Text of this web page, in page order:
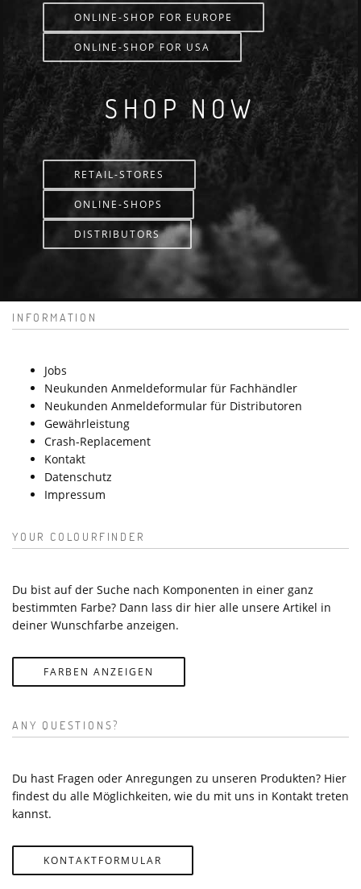
ONLINE-SHOP FOR EUROPE
ONLINE-SHOP FOR USA
SHOP NOW
RETAIL-STORES
ONLINE-SHOPS
DISTRIBUTORS
INFORMATION
Jobs
Neukunden Anmeldeformular für Fachhändler
Neukunden Anmeldeformular für Distributoren
Gewährleistung
Crash-Replacement
Kontakt
Datenschutz
Impressum
YOUR COLOURFINDER
Du bist auf der Suche nach Komponenten in einer ganz
bestimmten Farbe? Dann lass dir hier alle unsere Artikel in
deiner Wunschfarbe anzeigen.
FARBEN ANZEIGEN
ANY QUESTIONS?
Du hast Fragen oder Anregungen zu unseren Produkten? Hier
findest du alle Möglichkeiten, wie du mit uns in Kontakt treten
kannst.
KONTAKTFORMULAR